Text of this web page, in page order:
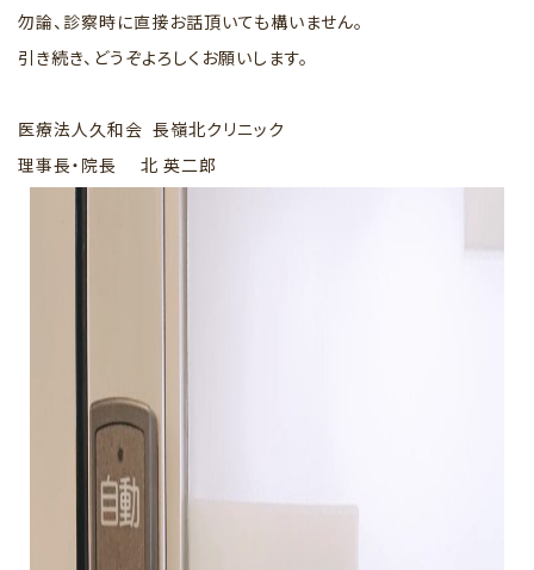
勿論、診察時に直接お話頂いても構いません。
引き続き、どうぞよろしくお願いします。
医療法人久和会 長嶺北クリニック
理事長・院長 北 英二郎